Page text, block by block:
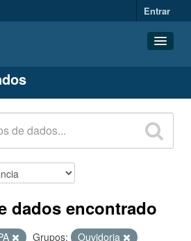
Entrar
dados encontrado
Grupos:
Ouvidoria